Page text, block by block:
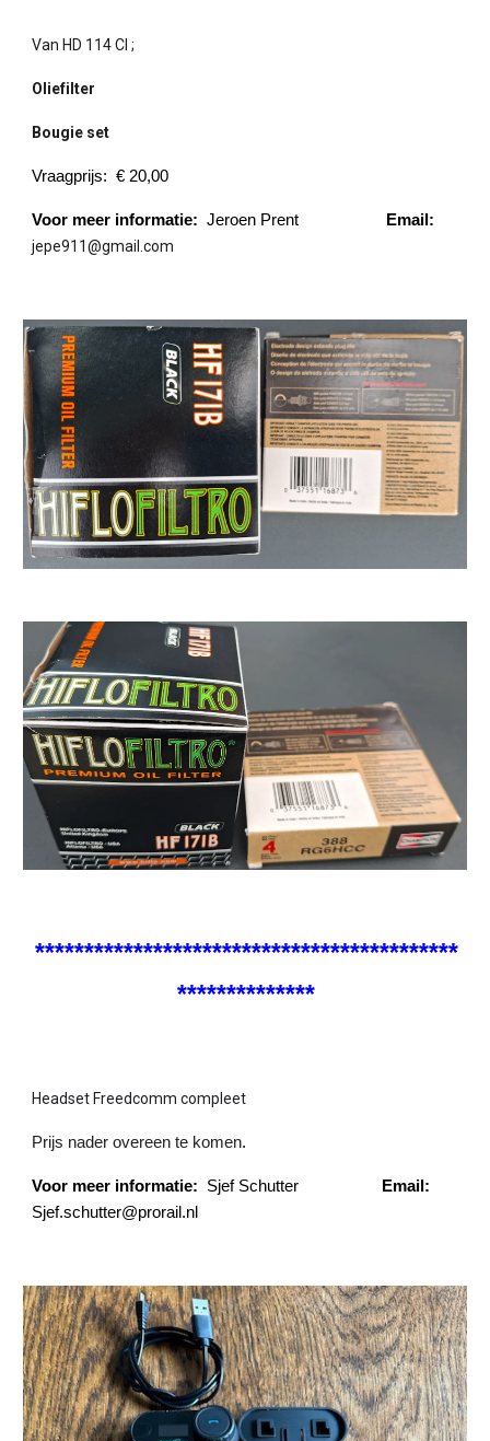
Van HD 114 CI ;
Oliefilter
Bougie set
Vraagprijs: € 20,00
Voor meer informatie:Jeroen Prent
Email:
jepe911@gmail.com
*******************************************
**************
Headset Freedcomm compleet
Prijs nader overeen te komen.
Voor meer informatie: Sjef Schutter
Email:
Sjef.schutter@prorail.nl